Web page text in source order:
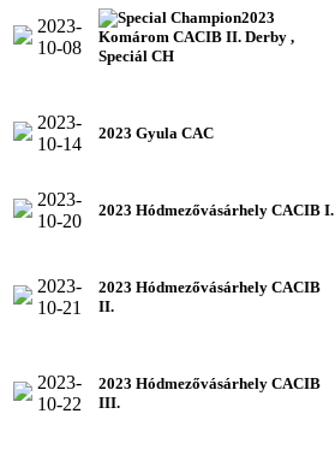
2023-
10-08
2023
Komárom CACIB II. Derby ,
Speciál CH
2023-
10-14
2023 Gyula CAC
2023-
10-20
2023 Hódmezővásárhely CACIB I.
2023-
10-21
2023 Hódmezővásárhely CACIB
II.
2023-
10-22
2023 Hódmezővásárhely CACIB
III.